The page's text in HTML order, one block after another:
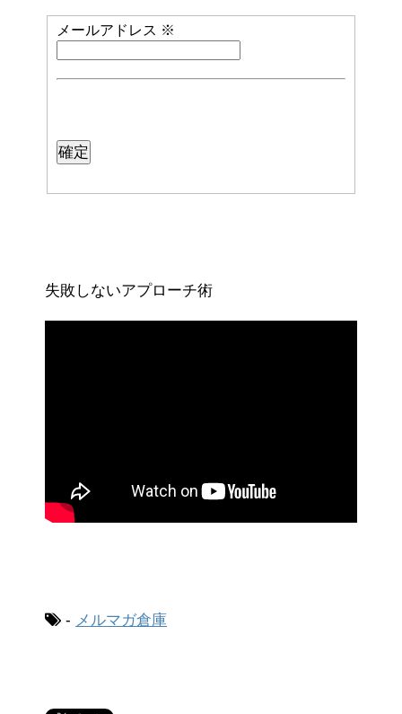
メールアドレス ※
失敗しないアプローチ術
- メルマガ倉庫